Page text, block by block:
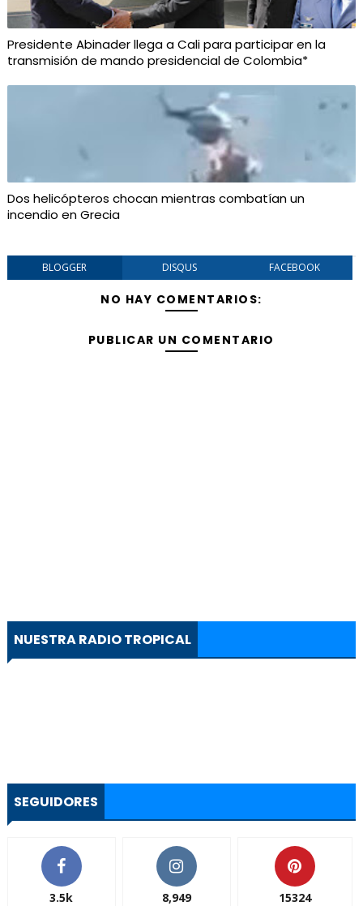
Presidente Abinader llega a Cali para participar en la
transmisión de mando presidencial de Colombia*
Dos helicópteros chocan mientras combatían un
incendio en Grecia
BLOGGER DISQUS FACEBOOK
NO HAY COMENTARIOS:
PUBLICAR UN COMENTARIO
NUESTRA RADIO TROPICAL
SEGUIDORES
3.5k 8,949 15324